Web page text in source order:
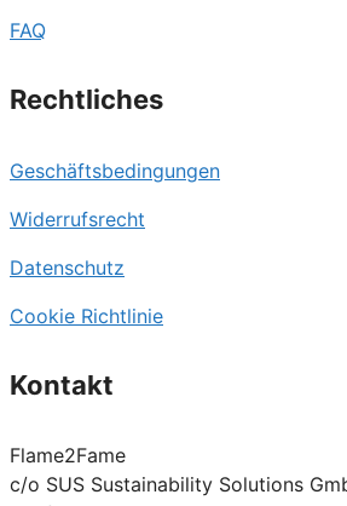
FAQ
Rechtliches
Geschäftsbedingungen
Widerrufsrecht
Datenschutz
Cookie Richtlinie
Kontakt
Flame2Fame
c/o SUS Sustainability Solutions